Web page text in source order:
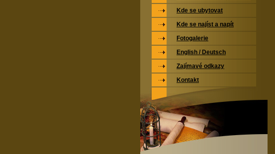
Kde se ubytovat
Kde se najíst a napít
Fotogalerie
English / Deutsch
Zajímavé odkazy
Kontakt